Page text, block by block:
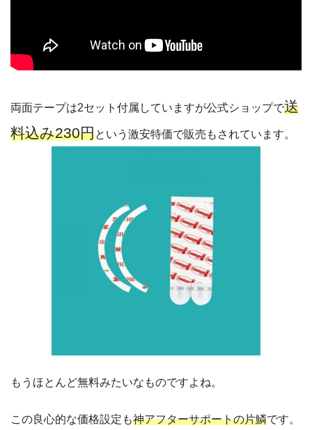
両面テープは2セット付属していますが公式ショップで送
料込み230円という激安特価で販売もされています。
もうほとんど無料みたいなものですよね。
この良心的な価格設定も神アフターサポートの片鱗です。